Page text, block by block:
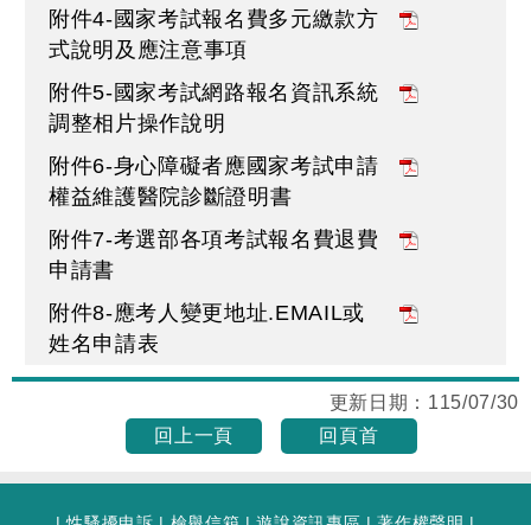
附件4-國家考試報名費多元繳款方
式說明及應注意事項
附件5-國家考試網路報名資訊系統
調整相片操作說明
附件6-身心障礙者應國家考試申請
權益維護醫院診斷證明書
附件7-考選部各項考試報名費退費
申請書
附件8-應考人變更地址.EMAIL或
姓名申請表
更新日期： 115/07/30
回上一頁
回頁首